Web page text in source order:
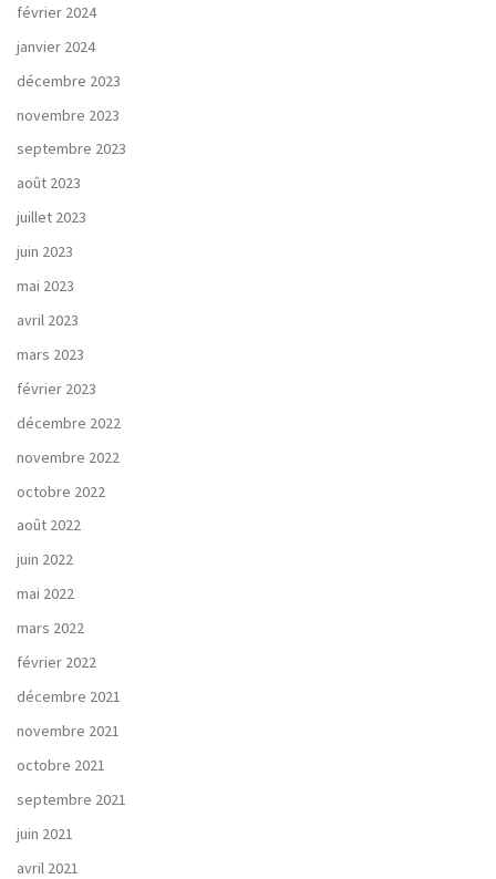
février 2024
janvier 2024
décembre 2023
novembre 2023
septembre 2023
août 2023
juillet 2023
juin 2023
mai 2023
avril 2023
mars 2023
février 2023
décembre 2022
novembre 2022
octobre 2022
août 2022
juin 2022
mai 2022
mars 2022
février 2022
décembre 2021
novembre 2021
octobre 2021
septembre 2021
juin 2021
avril 2021